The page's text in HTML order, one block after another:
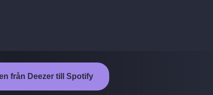
från Deezer till Spotify